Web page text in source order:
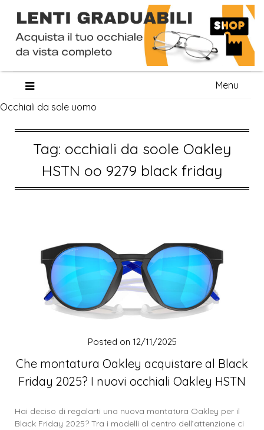
content
Menu
Occhiali da sole uomo
Tag: occhiali da soole Oakley
HSTN oo 9279 black friday
Che montatura Oakley acquistare al Black
Friday 2025? I nuovi occhiali Oakley HSTN
Posted on 12/11/2025
Hai deciso di regalarti una nuova montatura Oakley per il
Black Friday 2025? Tra i modelli al centro dell’attenzione ci